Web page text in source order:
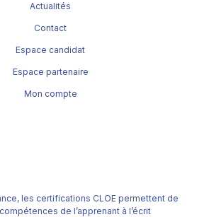
les certifications CLOE permettent de
de l’apprenant à l’écrit
Actualités
Contact
Espace candidat
Espace partenaire
Mon compte